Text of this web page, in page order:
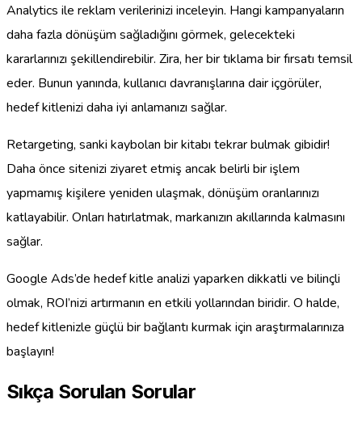
Analytics ile reklam verilerinizi inceleyin. Hangi kampanyaların
daha fazla dönüşüm sağladığını görmek, gelecekteki
kararlarınızı şekillendirebilir. Zira, her bir tıklama bir fırsatı temsil
eder. Bunun yanında, kullanıcı davranışlarına dair içgörüler,
hedef kitlenizi daha iyi anlamanızı sağlar.
Retargeting, sanki kaybolan bir kitabı tekrar bulmak gibidir!
Daha önce sitenizi ziyaret etmiş ancak belirli bir işlem
yapmamış kişilere yeniden ulaşmak, dönüşüm oranlarınızı
katlayabilir. Onları hatırlatmak, markanızın akıllarında kalmasını
sağlar.
Google Ads’de hedef kitle analizi yaparken dikkatli ve bilinçli
olmak, ROI’nizi artırmanın en etkili yollarından biridir. O halde,
hedef kitlenizle güçlü bir bağlantı kurmak için araştırmalarınıza
başlayın!
Sıkça Sorulan Sorular